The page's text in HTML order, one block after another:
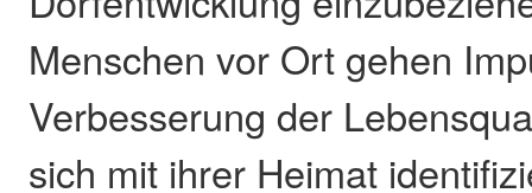
Menschen vor Ort gehen
Verbesserung der
sich mit ihrer Heimat